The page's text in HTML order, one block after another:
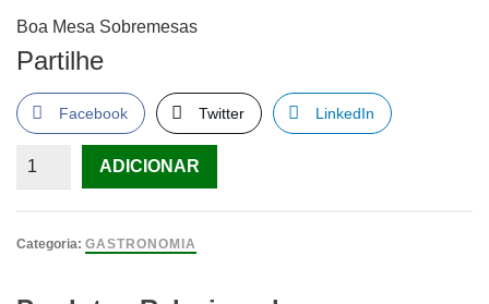
Boa Mesa Sobremesas
Partilhe
Facebook Twitter LinkedIn
Quantidade
Mesa
ADICIONAR
Categoria: GASTRONOMIA